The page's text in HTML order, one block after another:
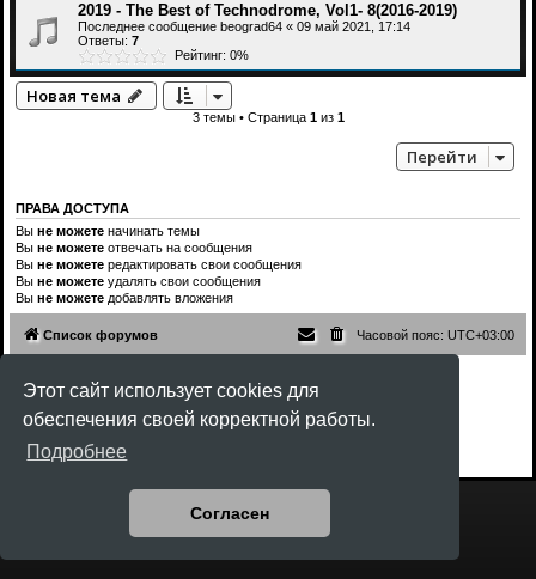
Этот сайт использует cookies для
обеспечения своей корректной работы.
Подробнее
Согласен
2019 - The Best of Technodrome, Vol1- 8(2016-2019)
Последнее сообщение beograd64 « 09 май 2021, 17:14
Ответы: 7
Рейтинг: 0%
Новая тема
3 темы • Страница 1из 1
Перейти
ПРАВА ДОСТУПА
Вы не можете начинать темы
Вы не можете отвечать на сообщения
Вы не можете редактировать свои сообщения
Вы не можете удалять свои сообщения
Вы не можете добавлять вложения
Список форумов Часовой пояс: UTC+03:00
StyleRock'n Rollported 3.3 by
Русская поддержка phpBB